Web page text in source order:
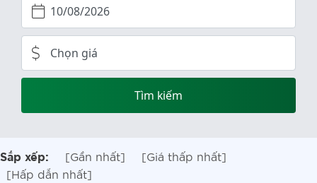
Tìm kiếm
Sắp xếp: [Gần nhất]
[Giá thấp nhất]
[Hấp dẫn nhất]